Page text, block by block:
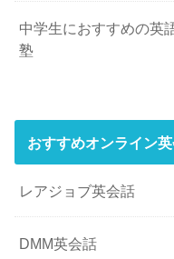
中学生におすすめの英
塾
おすすめオンライン
レアジョブ英会話
DMM英会話